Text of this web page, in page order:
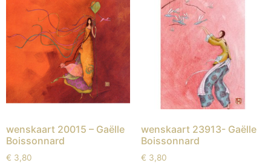
wenskaart 20015 – Gaëlle
Boissonnard
€ 3,80
wenskaart 23913- Gaëlle
Boissonnard
€ 3,80